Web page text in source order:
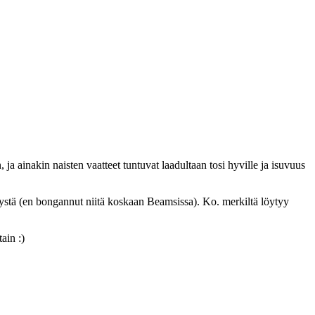
ainakin naisten vaatteet tuntuvat laadultaan tosi hyville ja isuvuus
(en bongannut niitä koskaan Beamsissa). Ko. merkiltä löytyy
:)